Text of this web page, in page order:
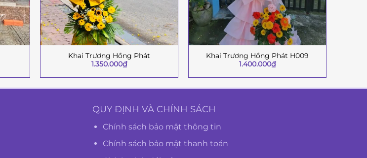
Khai Trương Hồng Phát
1.350.000₫
Khai Trương Hồng Phát H009
1.400.000₫
QUY ĐỊNH VÀ CHÍNH SÁCH
Chính sách bảo mật thông tin
Chính sách bảo mật thanh toán